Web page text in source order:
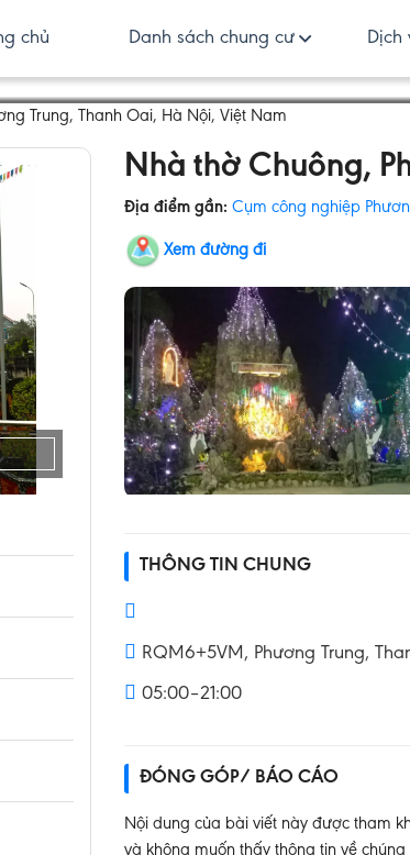
chủ Danh sách chung cư Dịch
Trung, Thanh Oai, Hà Nội, Việt Nam
Nhà thờ Chuông,
Địa điểm gần: Cụm công nghiệp
Xem đường đi
THÔNG TIN CHUNG
RQM6+5VM, Phương Trung,
05:00–21:00
ĐÓNG GÓP/ BÁO CÁO
Nội dung của bài viết này được tham
và không muốn thấy thông tin về